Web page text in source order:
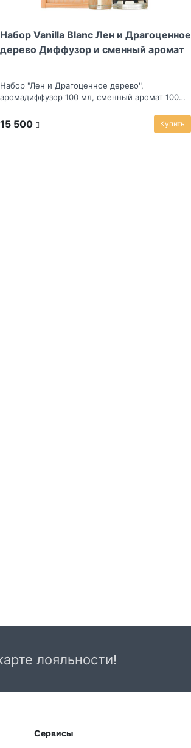
Набор Vanilla Blanc Лен и Драгоценное
дерево Диффузор и сменный аромат
Набор "Лен и Драгоценное дерево",
аромадиффузор 100 мл, сменный аромат 100
15 500 Купить
лояльности!
Сервисы